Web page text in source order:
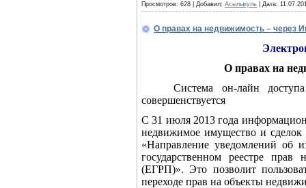
Просмотров: 628 Добавил: Асылыкуль Дата:
О правах на недвижимость – через
О правах на
Система он-лайн
совершенствуется
С 31 июля 2013 года
недвижимое имущество и
«Направление уведомлений об
государственном реестре
(ЕГРП)». Это позволит
переходе прав на объекты